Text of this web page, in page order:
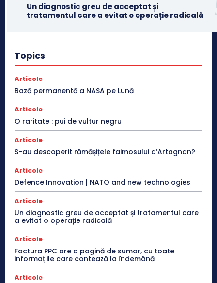
Un diagnostic greu de acceptat și
tratamentul care a evitat o operație radicală
Topics
Articole
Bază permanentă a NASA pe Lună
Articole
O raritate : pui de vultur negru
Articole
S-au descoperit rămășițele faimosului d’Artagnan?
Articole
Defence Innovation | NATO and new technologies
Articole
Un diagnostic greu de acceptat și tratamentul care
a evitat o operație radicală
Articole
Factura PPC are o pagină de sumar, cu toate
informațiile care contează la îndemână
Articole